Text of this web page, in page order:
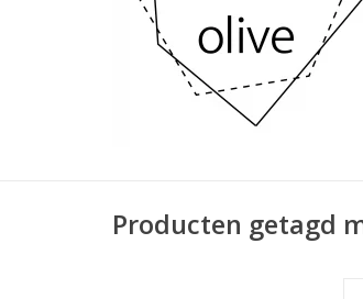
Producten getagd